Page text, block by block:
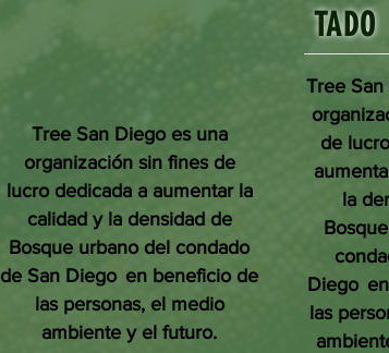
Tree San Diego es una
organización sin fines de
lucro dedicada a aumentar la
calidad y la densidad de
Bosque urbano del condado
de San Diego en beneficio de
las personas, el medio
ambiente y el futuro.
TADO
Tree
de
la
Diego
las